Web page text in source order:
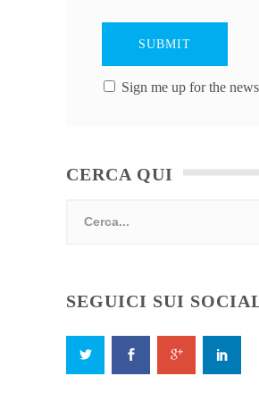
Sign me up for the
CERCA QUI
SEGUICI SUI